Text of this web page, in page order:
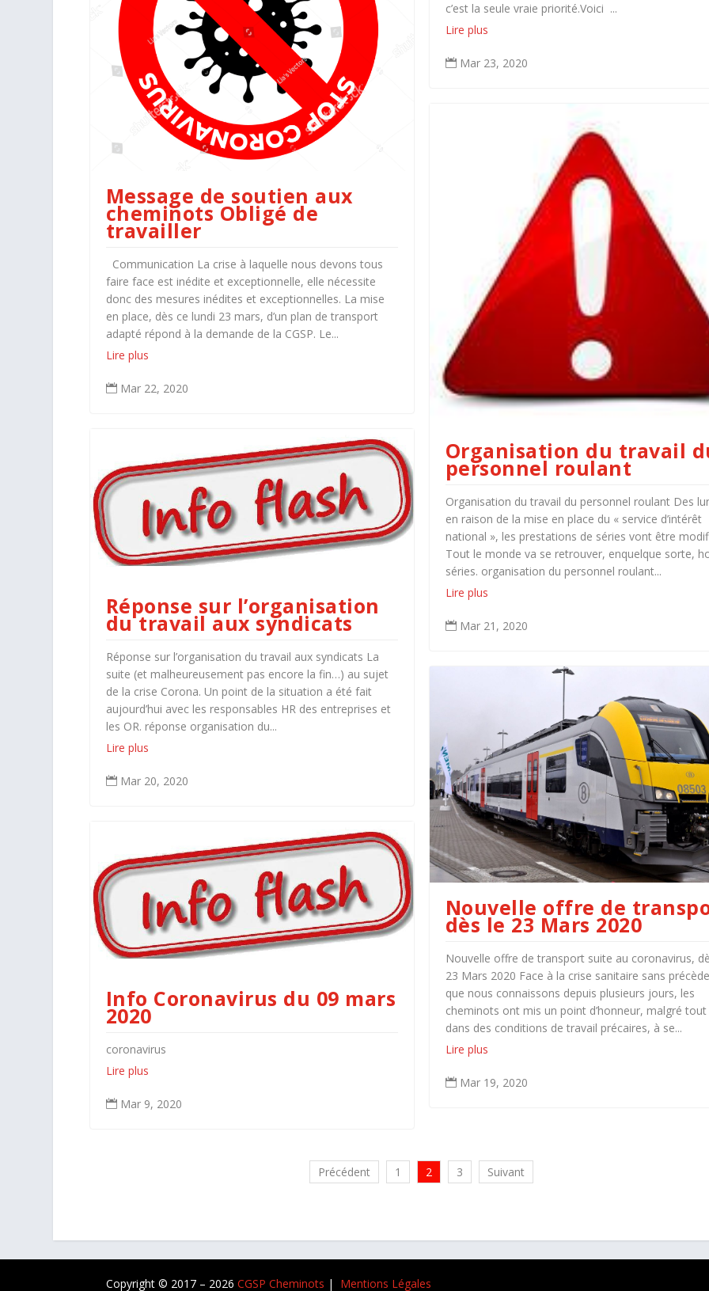
c’est la seule vraie priorité.Voici ...
Lire plus
 Mar 23, 2020
Message de soutien aux
cheminots Obligé de
travailler
Communication La crise à laquelle nous devons tous
faire face est inédite et exceptionnelle, elle nécessite
donc des mesures inédites et exceptionnelles. La mise
en place, dès ce lundi 23 mars, d’un plan de transport
adapté répond à la demande de la CGSP. Le...
Lire plus
 Mar 22, 2020
Organisation du travail
personnel roulant
Organisation du travail du personnel roulant Des
en raison de la mise en place du « service d’intérêt
national », les prestations de séries vont être
Tout le monde va se retrouver, enquelque sorte,
séries. organisation du personnel roulant...
Lire plus
 Mar 21, 2020
Réponse sur l’organisation
du travail aux syndicats
Réponse sur l’organisation du travail aux syndicats La
suite (et malheureusement pas encore la fin…) au sujet
de la crise Corona. Un point de la situation a été fait
aujourd’hui avec les responsables HR des entreprises et
les OR. réponse organisation du...
Lire plus
 Mar 20, 2020
Nouvelle offre de
dès le 23 Mars 2020
Nouvelle offre de transport suite au coronavirus,
23 Mars 2020 Face à la crise sanitaire sans
que nous connaissons depuis plusieurs jours, les
cheminots ont mis un point d’honneur, malgré
dans des conditions de travail précaires, à se...
Lire plus
 Mar 19, 2020
Info Coronavirus du 09 mars
2020
coronavirus
Lire plus
 Mar 9, 2020
Précédent 1 2 3 Suivant
Copyright © 2017 – 2026CGSP Cheminots | Mentions Légales